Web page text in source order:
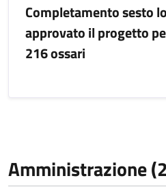
Completamento sesto
approvato il progetto
216 ossari
Amministrazione